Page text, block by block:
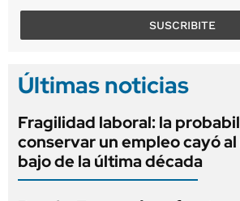
SUSCRIBITE
Últimas noticias
Fragilidad laboral: la
conservar un empleo cayó
bajo de la última década